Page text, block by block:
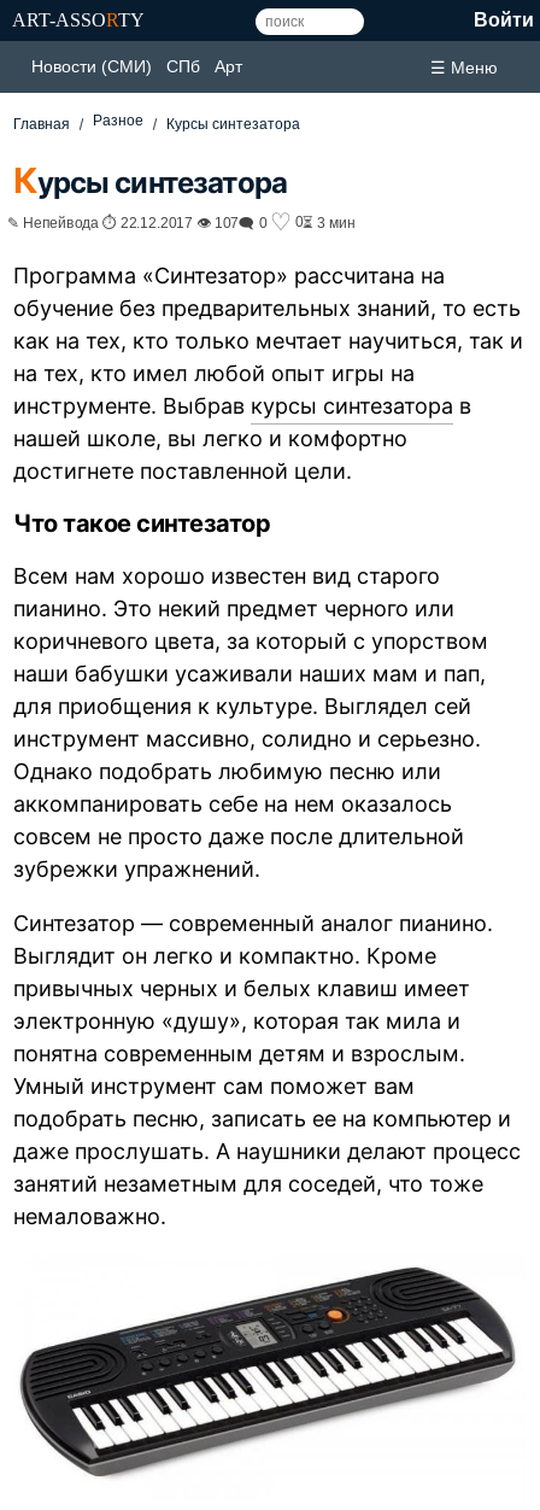
ART-ASSORTY Войти
Новости (СМИ) СПб Арт ☰ Меню
Главная Разное Курсы синтезатора
Курсы синтезатора
✎ Непейвода ⏱ 22.12.2017 👁 107🗨 0 ♡ 0⏳ 3 мин
Программа «Синтезатор» рассчитана на
обучение без предварительных знаний, то есть
как на тех, кто только мечтает научиться, так и
на тех, кто имел любой опыт игры на
инструменте. Выбрав курсы синтезатора в
нашей школе, вы легко и комфортно
достигнете поставленной цели.
Что такое синтезатор
Всем нам хорошо известен вид старого
пианино. Это некий предмет черного или
коричневого цвета, за который с упорством
наши бабушки усаживали наших мам и пап,
для приобщения к культуре. Выглядел сей
инструмент массивно, солидно и серьезно.
Однако подобрать любимую песню или
аккомпанировать себе на нем оказалось
совсем не просто даже после длительной
зубрежки упражнений.
Синтезатор — современный аналог пианино.
Выглядит он легко и компактно. Кроме
привычных черных и белых клавиш имеет
электронную «душу», которая так мила и
понятна современным детям и взрослым.
Умный инструмент сам поможет вам
подобрать песню, записать ее на компьютер и
даже прослушать. А наушники делают процесс
занятий незаметным для соседей, что тоже
немаловажно.